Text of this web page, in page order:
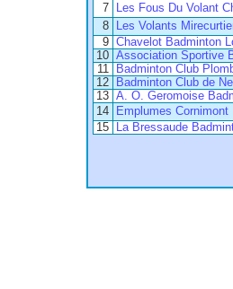
7
Les Fous Du Volant
8
Les Volants
9 Chavelot Badminton
10 Association Sportive
11
Badminton Club
12
Badminton Club de
13 A. O. Geromoise
14
Emplumes Cornimont
15
La Bressaude